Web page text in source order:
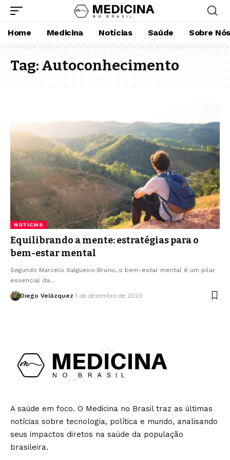
Home Medicina Notícias Saúde Sobre
Tag:Autoconhecimento
NOTÍCIAS
Equilibrando a mente: estratégias para o
bem-estar mental
Segundo Marcelo Salgueiro Bruno, o bem-estar mental é um pilar
essencial da…
Diego Velázquez 1 de dezembro de 2023
A saúde em foco. O Medicina no Brasil traz as últimas
notícias sobre tecnologia, política e mundo, analisando
seus impactos diretos na saúde da população
brasileira.